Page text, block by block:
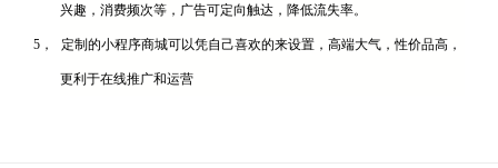
兴趣，消费频次等，广告可定向触达，降低流失率。
5， 定制的小程序商城可以凭自己喜欢的来设置，高端大气，性价品高，
更利于在线推广和运营